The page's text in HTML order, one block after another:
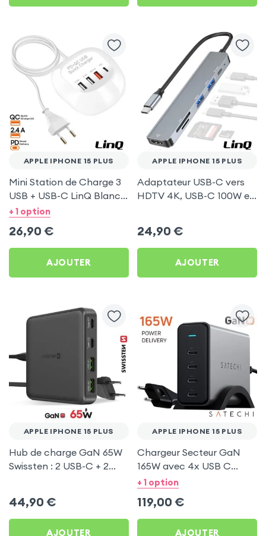
APPLE IPHONE 15 PLUS
Mini Station de Charge 3
USB + USB-C LinQ Blanc
pour Apple iPhone 15 Plus
+ 1 option
26,90 €
AJOUTER
APPLE IPHONE 15 PLUS
Adaptateur USB-C vers
HDTV 4K, USB-C 100W et
Plus
24,90 €
AJOUTER
APPLE IPHONE 15 PLUS
Hub de charge GaN 65W
Swissten : 2 USB-C + 2
44,90 €
AJOUTER
APPLE IPHONE 15 PLUS
Chargeur Secteur GaN
165W avec 4x USB C
Power Delivery, Câble
+ 1 option
119,00 €
AJOUTER